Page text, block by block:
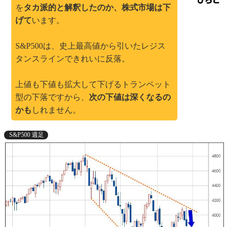
をタカ派的と解釈したのか、株式市場は下
げています。
S&P500は、史上最高値から引いたレジス
タンスラインできれいに反落。
上値も下値も拡大して下げるトランペット
型の下落ですから、 次の下値は深くなるの
かも しれません。
S&P500 週足